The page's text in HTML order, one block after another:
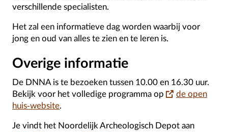
verschillende specialisten.
Het zal een informatieve dag worden waarbij voor
jong en oud van alles te zien en te leren is.
Overige informatie
De DNNA is te bezoeken tussen 10.00 en 16.30 uur.
Bekijk voor het volledige programma op
de open
huis-website.
Je vindt het Noordelijk Archeologisch Depot aan